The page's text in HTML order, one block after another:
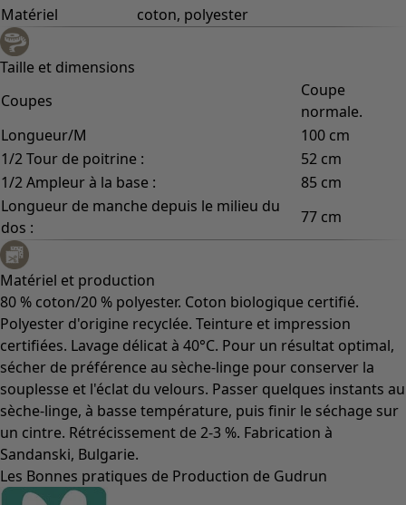
Matériel
coton, polyester
Taille et dimensions
Coupes
Coupe
normale.
Longueur/M
100 cm
1/2 Tour de poitrine :
52 cm
1/2 Ampleur à la base :
85 cm
Longueur de manche depuis le milieu du
dos :
77 cm
Matériel et production
80 % coton/20 % polyester. Coton biologique certifié.
Polyester d'origine recyclée. Teinture et impression
certifiées. Lavage délicat à 40°C. Pour un résultat optimal,
sécher de préférence au sèche-linge pour conserver la
souplesse et l'éclat du velours. Passer quelques instants au
sèche-linge, à basse température, puis finir le séchage sur
un cintre. Rétrécissement de 2-3 %. Fabrication à
Sandanski, Bulgarie.
Les Bonnes pratiques de Production de Gudrun